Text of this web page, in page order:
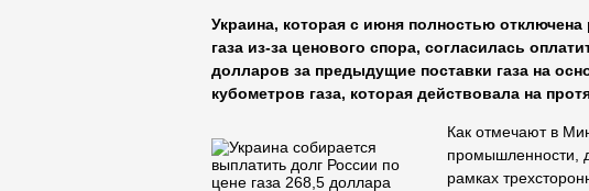
Украина, которая с июня полностью
газа из-за ценового спора, согласилась
долларов за предыдущие поставки газа на
кубометров газа, которая действовала на
Как отмечают в
промышленности,
рамках